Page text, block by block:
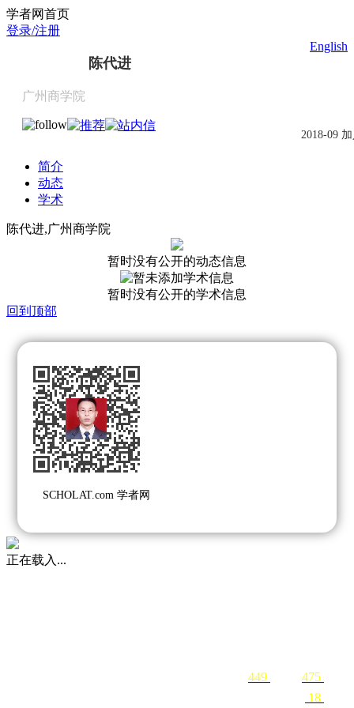
学者网首页
登录/注册
English
449 475
18
陈代进
广州商学院
2018-09
简介
动态
学术
陈代进,广州商学院
暂时没有公开的动态信息
暂时没有公开的学术信息
回到顶部
SCHOLAT.com 学者网
正在载入...